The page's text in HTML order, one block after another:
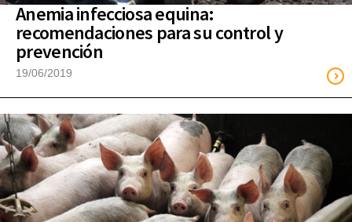
Anemia infecciosa equina:
recomendaciones para su control y
prevención
19/06/2019